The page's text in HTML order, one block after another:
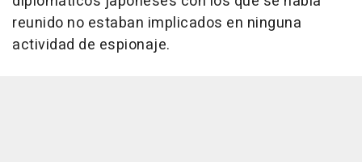
reunido no estaban implicados en ninguna
actividad de espionaje.